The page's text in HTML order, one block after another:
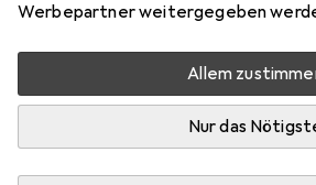
Werbepartner weitergegeben
Allem
Nur das
Relevanz